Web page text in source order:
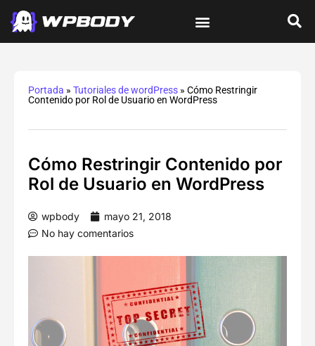
Portada »Tutoriales de wordPress »Cómo Restringir
Contenido por Rol de Usuario en WordPress
Cómo Restringir Contenido por
Rol de Usuario en WordPress
wpbody
mayo 21, 2018
No hay comentarios